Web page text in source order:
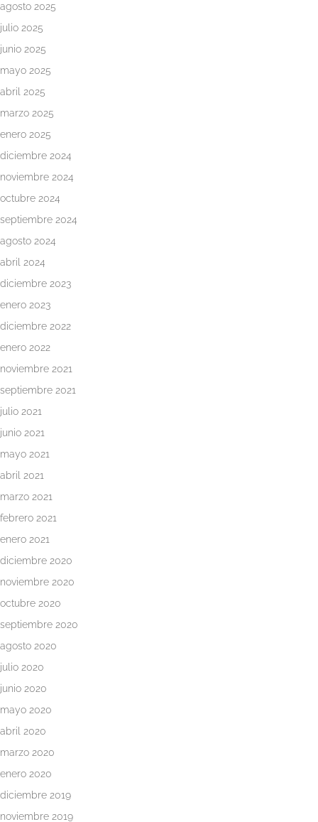
Inicio
agosto 2025
julio 2025
junio 2025
mayo 2025
abril 2025
marzo 2025
enero 2025
diciembre 2024
noviembre 2024
octubre 2024
septiembre 2024
agosto 2024
abril 2024
diciembre 2023
enero 2023
diciembre 2022
enero 2022
noviembre 2021
septiembre 2021
julio 2021
junio 2021
mayo 2021
abril 2021
marzo 2021
febrero 2021
enero 2021
diciembre 2020
noviembre 2020
octubre 2020
septiembre 2020
agosto 2020
julio 2020
junio 2020
mayo 2020
abril 2020
marzo 2020
enero 2020
diciembre 2019
noviembre 2019